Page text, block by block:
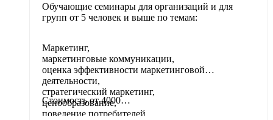
Обучающие семинары для организаций и для
групп от 5 человек и выше по темам:
Маркетинг,
маркетинговые коммуникации,
оценка эффективности маркетинговой
деятельности,
стратегический маркетинг,
ценообразование,
поведение потребителей .
Стоимость от 4000…